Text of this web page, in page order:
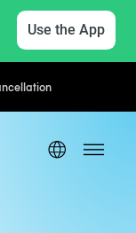
Use the App